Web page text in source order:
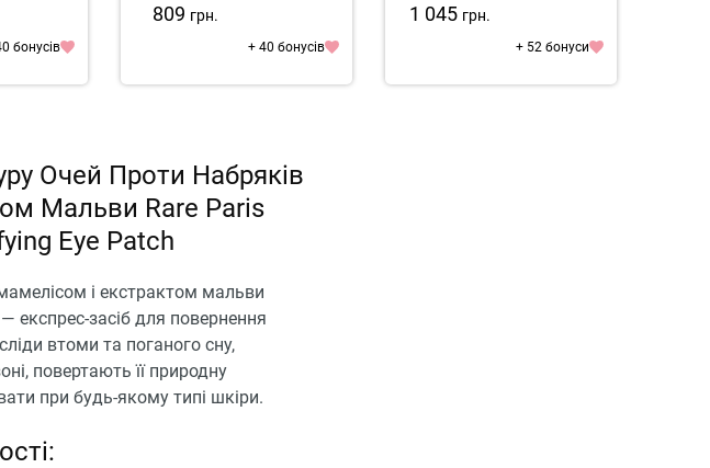
бонусів
809 грн.
+ 40 бонусів
1 045 грн.
+ 52 бонуси
Очей Проти Набряків
Мальви Rare Paris
Eye Patch
і екстрактом мальви
експрес-засіб для повернення
втоми та поганого сну,
повертають її природну
при будь-якому типі шкіри.